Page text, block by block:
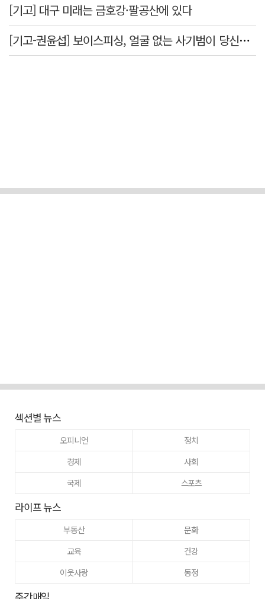
[기고] 대구 미래는 금호강·팔공산에 있다
[기고-권윤섭] 보이스피싱, 얼굴 없는 사기범이 당신을 노린다
섹션별 뉴스
오피니언
정치
경제
사회
국제
스포츠
라이프 뉴스
부동산
문화
교육
건강
이웃사랑
동정